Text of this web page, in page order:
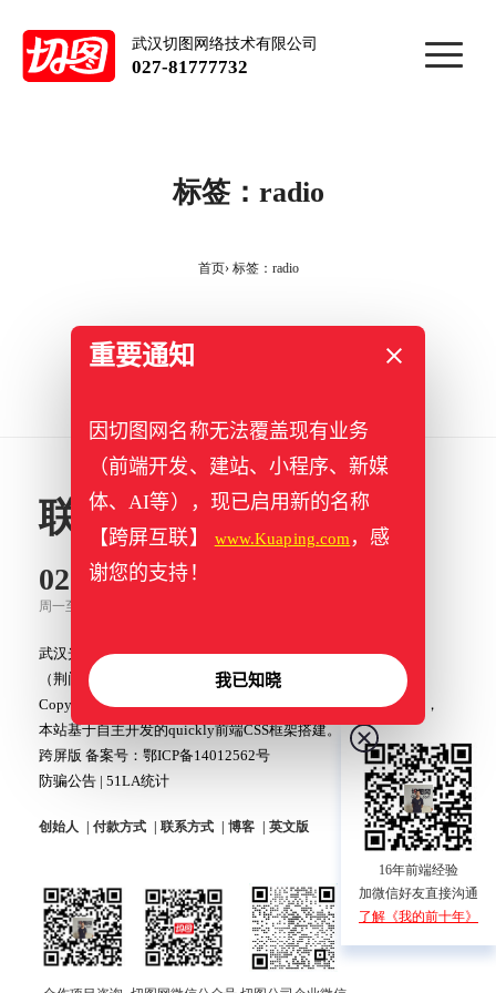
武汉切图网络技术有限公司
027-81777732
标签：radio
首页 标签：radio
联系我们
027-81777732
周一至周六 8:00-19:00
武汉光谷SBI创业街特1栋单元1903
（荆门办事处）荆门虎牙关大道星球世界城4栋1060
Copyright © 2007~2026 武汉切图网络技术有限公司 版权所有，
本站基于自主开发的quickly前端CSS框架搭建。
跨屏版 备案号： 鄂ICP备14012562号
防骗公告 | 51LA统计
创始人 付款方式 联系方式 博客 英文版
16年前端经验
加微信好友直接沟通
了解《我的前十年》
重要通知
因切图网名称无法覆盖现有业务
（前端开发、建站、小程序、新媒
体、AI等），现已启用新的名称
【跨屏互联】
www.Kuaping.com ，感
谢您的支持！
我已知晓